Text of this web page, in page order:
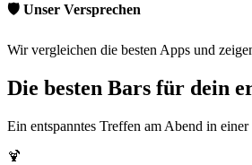
🛡️ Unser Versprechen
Wir vergleichen die besten Apps und
Die besten Bars für dein
Ein entspanntes Treffen am Abend in
🍹